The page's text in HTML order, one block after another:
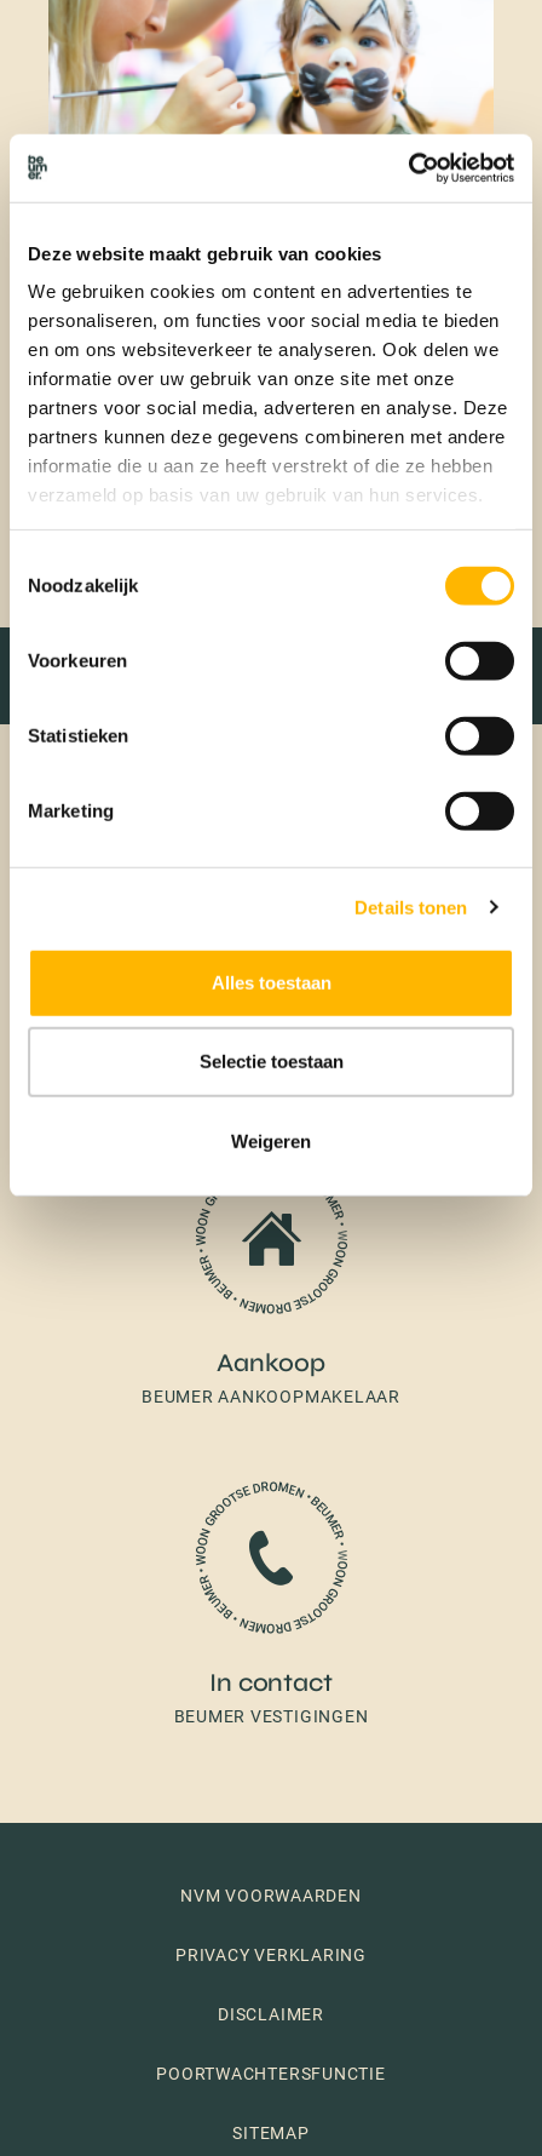
Deze website maakt gebruik van cookies
We gebruiken cookies om content en advertenties te
personaliseren, om functies voor social media te bieden
en om ons websiteverkeer te analyseren. Ook delen we
informatie over uw gebruik van onze site met onze
partners voor social media, adverteren en analyse. Deze
partners kunnen deze gegevens combineren met andere
informatie die u aan ze heeft verstrekt of die ze hebben
verzameld op basis van uw gebruik van hun services.
Noodzakelijk
Voorkeuren
Statistieken
Marketing
Details tonen
Alles toestaan
Selectie toestaan
Weigeren
14.00 en 16.00 uur trakteren wij op gratis ijsjes en kunnen
de kids zich laten schminken bij ons kantoor aan de
Zandweg 2. Daarnaast hebben wij ook nog een leuke actie
voor onze nieuwe verkopers. Als jij je huis bij Beumer &
zet, dan krijg je gratis stylingadvies
voor je nieuwe huis cadeau. Zo maken wij jouw verkoop en
nieuwe start nóg mooier!
Wij willen al onze klanten bedanken voor het vertrouwen in
ons de afgelopen jaren. Op naar nog meer succesvolle jaren!
Aankoop
BEUMER AANKOOPMAKELAAR
In contact
BEUMER VESTIGINGEN
NVM VOORWAARDEN
PRIVACY VERKLARING
DISCLAIMER
POORTWACHTERSFUNCTIE
SITEMAP